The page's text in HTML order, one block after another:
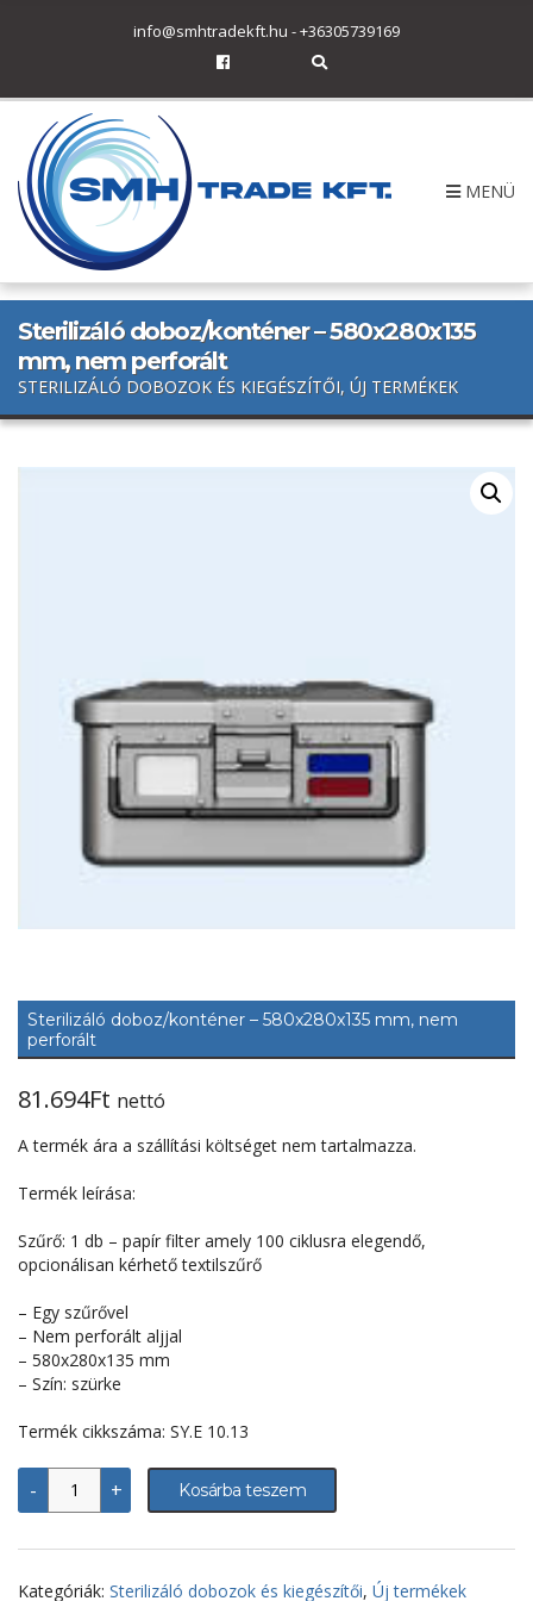
info@smhtradekft.hu -+36305739169
:
E
p
e
f
r
m
MENÜ
Sterilizáló doboz/konténer – 580x280x135
mm, nem perforált
STERILIZÁLÓ DOBOZOK ÉS KIEGÉSZÍTŐI, ÚJ TERMÉKEK
Sterilizáló doboz/konténer – 580x280x135 mm, nem
perforált
81.694Ft nettó
A termék ára a szállítási költséget nem tartalmazza.
Termék leírása:
Szűrő: 1 db – papír filter amely 100 ciklusra elegendő,
opcionálisan kérhető textilszűrő
– Egy szűrővel
– Nem perforált aljjal
– 580x280x135 mm
– Szín: szürke
Termék cikkszáma: SY.E 10.13
-
Sterilizáló
doboz/konténer
-
mm,
+ Kosárba teszem
Kategóriák: Sterilizáló dobozok és kiegészítői, Új termékek